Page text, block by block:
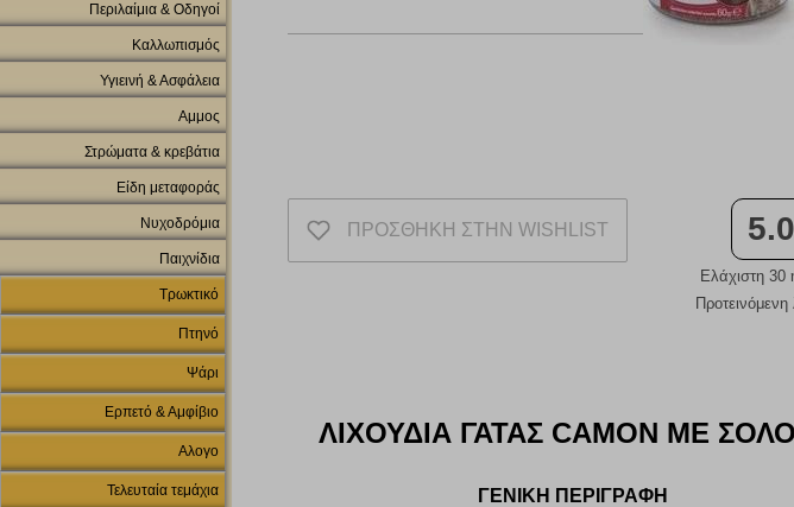
Περιλαίμια & Οδηγοί
Καλλωπισμός
Υγιεινή & Ασφάλεια
Αμμος
Στρώματα & κρεβάτια
Είδη μεταφοράς
Νυχοδρόμια
Παιχνίδια
Τρωκτικό
Πτηνό
Ψάρι
Ερπετό & Αμφίβιο
Αλογο
Τελευταία τεμάχια
ΠΡΟΣΘΗΚΗ ΣΤΗΝ WISHLIST
Ελάχιστη
ΛΙΧΟΥΔΙΑ ΓΑΤΑΣ CAMON ΜΕ
ΓΕΝΙΚΗ ΠΕΡΙΓΡΑΦΗ